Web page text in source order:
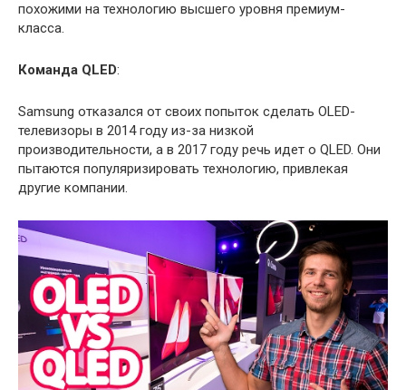
похожими на технологию высшего уровня премиум-
класса.
Команда QLED:
Samsung отказался от своих попыток сделать OLED-
телевизоры в 2014 году из-за низкой
производительности, а в 2017 году речь идет о QLED. Они
пытаются популяризировать технологию, привлекая
другие компании.